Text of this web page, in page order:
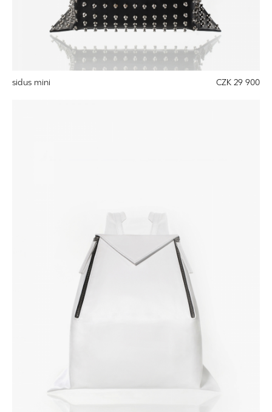
sidus mini CZK 29 900